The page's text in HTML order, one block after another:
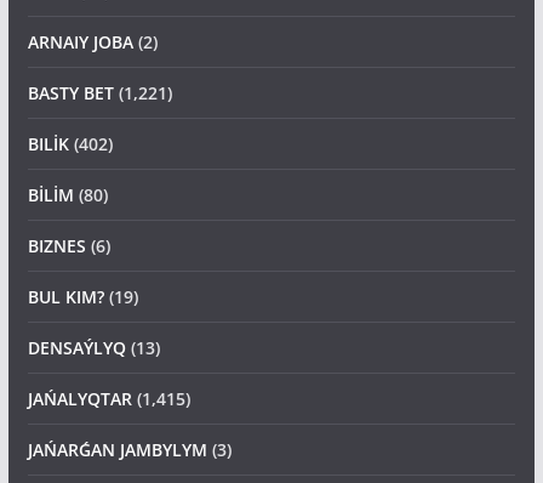
ARNAIY JOBA(2)
BASTY BET (1,221)
BILİK(402)
BİLİM (80)
BIZNES (6)
BUL KIM?(19)
DENSAÝLYQ(13)
JAŃALYQTAR(1,415)
JAŃARǴAN JAMBYLYM (3)